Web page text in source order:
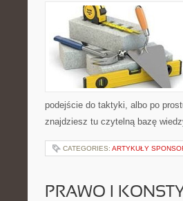
podejście do taktyki, albo po
znajdziesz tu czytelną bazę
CATEGORIES: ARTYKUŁY
PRAWO I